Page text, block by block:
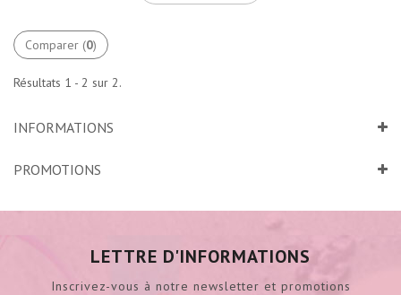
Comparer (0)
Résultats 1 - 2 sur 2.
INFORMATIONS
PROMOTIONS
LETTRE D'INFORMATIONS
Inscrivez-vous à notre newsletter et promotions